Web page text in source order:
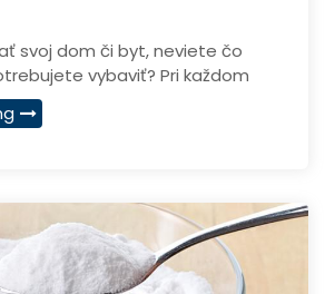
svoj dom či byt, neviete čo
vybaviť? Pri každom